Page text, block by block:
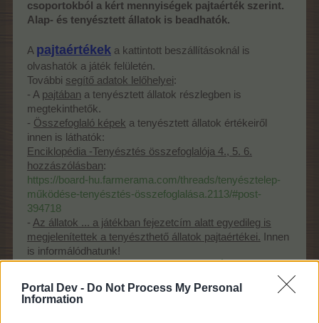
Portal Dev - Do Not Process My Personal
Information
csoportokból a kért mennyiségek pajtaérték szerint.
Alap- és tenyésztett állatok is beadhatók.
A pajtaértékek a kattintott beszállításoknál is
olvashatók a játék felületén.
További segítő adatok lelőhelyei:
- A pajtában a tenyésztett állatok részlegben is
megtekinthetők.
- Összefoglaló képek a tenyésztett állatok értékeiről
innen is láthatók:
Enciklopédia -Tenyésztés összefoglalója 4., 5. 6.
hozzászólásban:
https://board-hu.farmerama.com/threads/tenyésztelep-
működése-tenyésztés-összefoglalása.2113/#post-
394718
- Az állatok ... a játékban fejezetcím alatt egyedileg is
megjelenítettek a tenyészthető állatok pajtaértékei. Innen
is informálódhatunk!
https://board-hu.farmerama.com/threads/Állatok-